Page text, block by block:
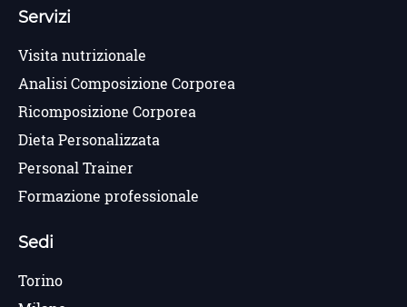
Servizi
Visita nutrizionale
Analisi Composizione Corporea
Ricomposizione Corporea
Dieta Personalizzata
Personal Trainer
Formazione professionale
Sedi
Torino